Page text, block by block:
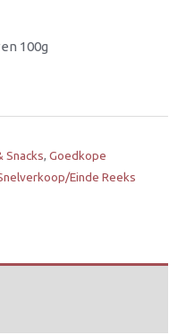
100g
Snacks, Goedkope
Einde Reeks